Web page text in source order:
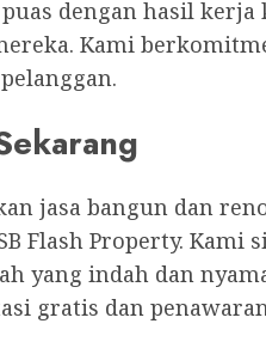
dengan hasil
Kami
jasa bangun dan
Flash Property. Kami
yang indah dan
gratis dan